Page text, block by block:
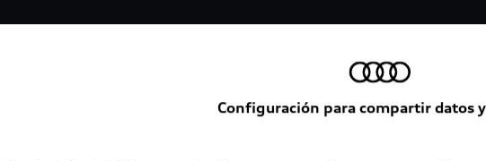
Configuración para compartir datos